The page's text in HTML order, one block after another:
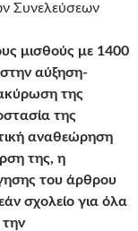
Συνελεύσεων
μισθούς με 1400
αύξηση-
της
της
αναθεώρηση
της, η
του άρθρου
σχολείο για όλα
την